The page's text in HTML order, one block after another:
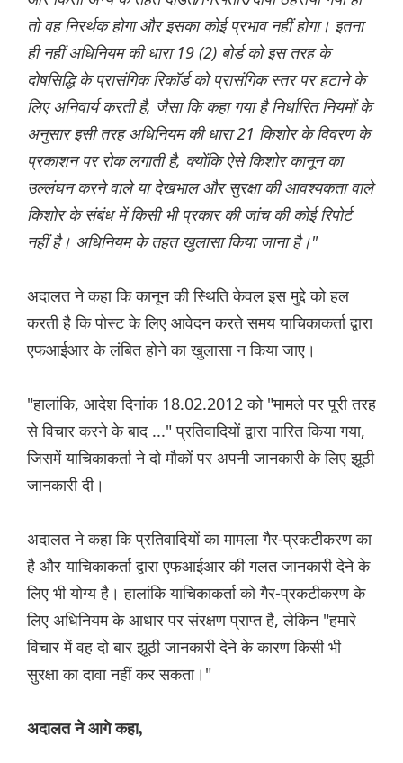
तो वह निरर्थक होगा और इसका कोई प्रभाव नहीं होगा। इतना
ही नहीं अधिनियम की धारा 19 (2) बोर्ड को इस तरह के
दोषसिद्धि के प्रासंगिक रिकॉर्ड को प्रासंगिक स्तर पर हटाने के
लिए अनिवार्य करती है, जैसा कि कहा गया है निर्धारित नियमों के
अनुसार इसी तरह अधिनियम की धारा 21 किशोर के विवरण के
प्रकाशन पर रोक लगाती है, क्योंकि ऐसे किशोर कानून का
उल्लंघन करने वाले या देखभाल और सुरक्षा की आवश्यकता वाले
किशोर के संबंध में किसी भी प्रकार की जांच की कोई रिपोर्ट
नहीं है। अधिनियम के तहत खुलासा किया जाना है।"
अदालत ने कहा कि कानून की स्थिति केवल इस मुद्दे को हल
करती है कि पोस्ट के लिए आवेदन करते समय याचिकाकर्ता द्वारा
एफआईआर के लंबित होने का खुलासा न किया जाए।
"हालांकि, आदेश दिनांक 18.02.2012 को "मामले पर पूरी तरह
से विचार करने के बाद ..." प्रतिवादियों द्वारा पारित किया गया,
जिसमें याचिकाकर्ता ने दो मौकों पर अपनी जानकारी के लिए झूठी
जानकारी दी।
अदालत ने कहा कि प्रतिवादियों का मामला गैर-प्रकटीकरण का
है और याचिकाकर्ता द्वारा एफआईआर की गलत जानकारी देने के
लिए भी योग्य है। हालांकि याचिकाकर्ता को गैर-प्रकटीकरण के
लिए अधिनियम के आधार पर संरक्षण प्राप्त है, लेकिन "हमारे
विचार में वह दो बार झूठी जानकारी देने के कारण किसी भी
सुरक्षा का दावा नहीं कर सकता।"
अदालत ने आगे कहा,